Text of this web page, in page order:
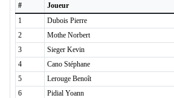
# Joueur
1
Dubois Pierre
2
Mothe Norbert
3
Sieger Kevin
4
Cano Stéphane
5
Lerouge Benoît
6
Pidial Yoann